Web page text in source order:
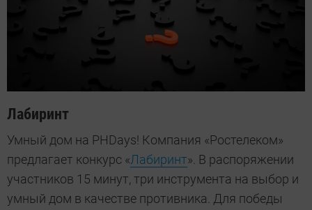
Лабиринт
Умный дом на PHDays! Компания «Ростелеком»
предлагает конкурс «Лабиринт». В распоряжении
участников 15 минут, три инструмента на выбор и
умный дом в качестве противника. Для победы